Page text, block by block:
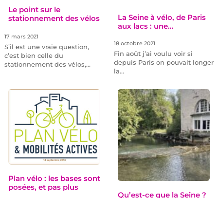
Le point sur le
stationnement des vélos
17 mars 2021
S’il est une vraie question,
c’est bien celle du
stationnement des vélos,…
La Seine à vélo, de Paris
aux lacs : une…
18 octobre 2021
Fin août j’ai voulu voir si
depuis Paris on pouvait longer
la…
Plan vélo : les bases sont
posées, et pas plus
Qu’est-ce que la Seine ?